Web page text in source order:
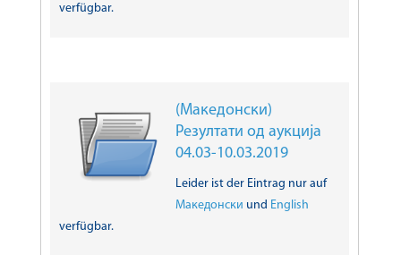
verfügbar.
(Македонски)
Резултати од аукција
04.03-10.03.2019
Leider ist der Eintrag nur auf
Македонски und English
verfügbar.